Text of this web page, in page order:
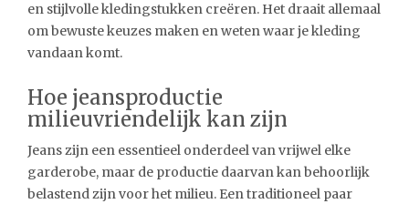
en stijlvolle kledingstukken creëren. Het draait allemaal
om bewuste keuzes maken en weten waar je kleding
vandaan komt.
Hoe jeansproductie
milieuvriendelijk kan zijn
Jeans zijn een essentieel onderdeel van vrijwel elke
garderobe, maar de productie daarvan kan behoorlijk
belastend zijn voor het milieu. Een traditioneel paar